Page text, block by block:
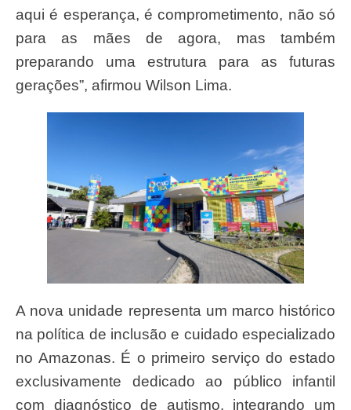
aqui é esperança, é comprometimento, não só
para as mães de agora, mas também
preparando uma estrutura para as futuras
gerações”, afirmou Wilson Lima.
A nova unidade representa um marco histórico
na política de inclusão e cuidado especializado
no Amazonas. É o primeiro serviço do estado
exclusivamente dedicado ao público infantil
com diagnóstico de autismo, integrando um